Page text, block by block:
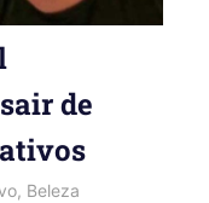
de
, Beleza